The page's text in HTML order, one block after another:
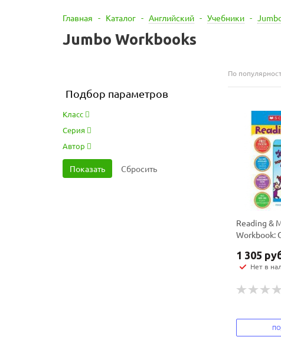
Главная - Каталог - Английский - Учебники -
Jumbo Workbooks
Подбор параметров
Класс
Серия
Автор
По
Reading &
Workbook:
1 305
Нет в